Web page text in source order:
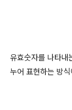
유효숫자를 나타내
누어 표현하는 방